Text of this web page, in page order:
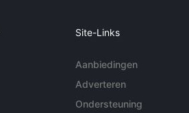
Site-Links
Aanbiedingen
Adverteren
Ondersteuning